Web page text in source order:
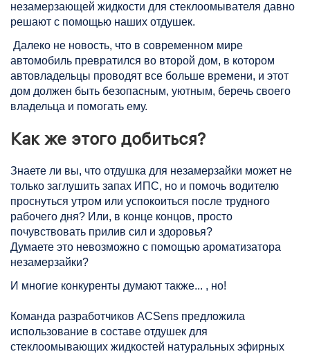
незамерзающей жидкости для стеклоомывателя давно
решают с помощью наших отдушек.
Далеко не новость, что в современном мире
автомобиль превратился во второй дом, в котором
автовладельцы проводят все больше времени, и этот
дом должен быть безопасным, уютным, беречь своего
владельца и помогать ему.
Как же этого добиться?
Знаете ли вы, что отдушка для незамерзайки может не
только заглушить запах ИПС, но и помочь водителю
проснуться утром или успокоиться после трудного
рабочего дня? Или, в конце концов, просто
почувствовать прилив сил и здоровья?
Думаете это невозможно с помощью ароматизатора
незамерзайки?
И многие конкуренты думают также... , но!
Команда разработчиков ACSens предложила
использование в составе отдушек для
стеклоомывающих жидкостей натуральных эфирных